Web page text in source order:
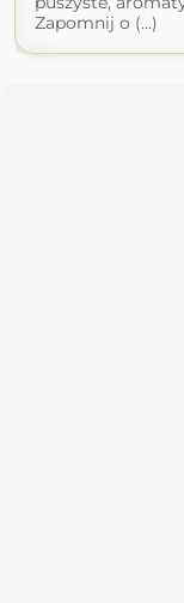
Zapomnij o (...)